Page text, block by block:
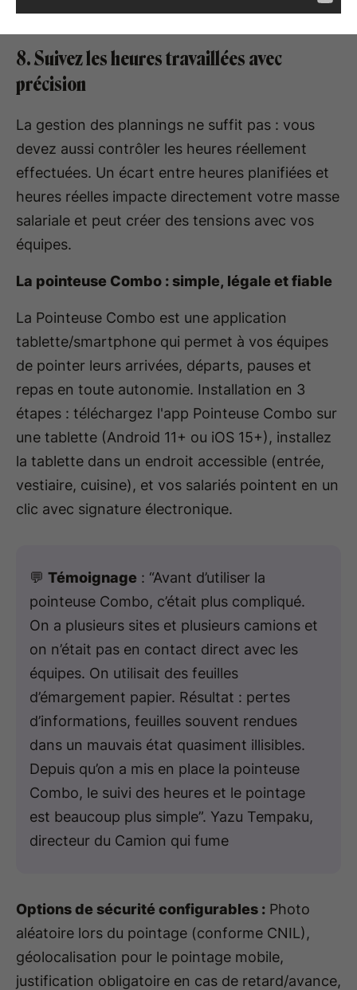
8. Suivez les heures travaillées avec
précision
La gestion des plannings ne suffit pas : vous
devez aussi contrôler les heures réellement
effectuées. Un écart entre heures planifiées et
heures réelles impacte directement votre masse
salariale et peut créer des tensions avec vos
équipes.
La pointeuse Combo : simple, légale et fiable
La Pointeuse Combo est une application
tablette/smartphone qui permet à vos équipes
de pointer leurs arrivées, départs, pauses et
repas en toute autonomie. Installation en 3
étapes : téléchargez l'app Pointeuse Combo sur
une tablette (Android 11+ ou iOS 15+), installez
la tablette dans un endroit accessible (entrée,
vestiaire, cuisine), et vos salariés pointent en un
clic avec signature électronique.
💬 Témoignage : “Avant d’utiliser la
pointeuse Combo, c’était plus compliqué.
On a plusieurs sites et plusieurs camions et
on n’était pas en contact direct avec les
équipes. On utilisait des feuilles
d’émargement papier. Résultat : pertes
d’informations, feuilles souvent rendues
dans un mauvais état quasiment illisibles.
Depuis qu’on a mis en place la pointeuse
Combo, le suivi des heures et le pointage
est beaucoup plus simple”. Yazu Tempaku,
directeur du Camion qui fume
Options de sécurité configurables : Photo
aléatoire lors du pointage (conforme CNIL),
géolocalisation pour le pointage mobile,
justification obligatoire en cas de retard/avance,